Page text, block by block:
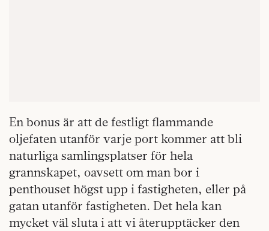
En bonus är att de festligt flammande
oljefaten utanför varje port kommer att bli
naturliga samlingsplatser för hela
grannskapet, oavsett om man bor i
penthouset högst upp i fastigheten, eller på
gatan utanför fastigheten. Det hela kan
mycket väl sluta i att vi återupptäcker den